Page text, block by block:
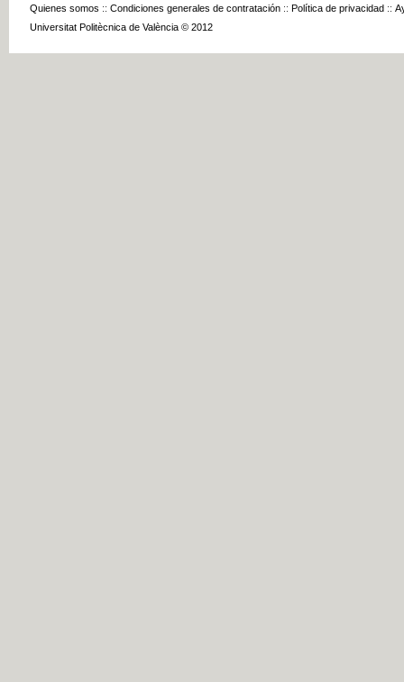
Quienes somos :: Condiciones generales de contratación :: Política de privacidad ::
Universitat Politècnica de València © 2012